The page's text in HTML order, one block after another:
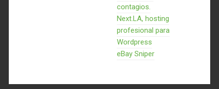
contagios.
Next.LA, hosting
profesional para
Wordpress
eBay Sniper